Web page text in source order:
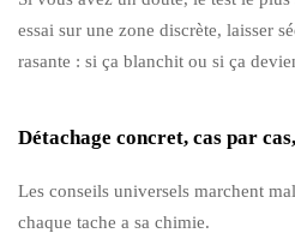
essai sur une zone discrète, laisser
rasante : si ça blanchit ou si ça
Détachage concret, cas par
Les conseils universels marchent
chaque tache a sa chimie.